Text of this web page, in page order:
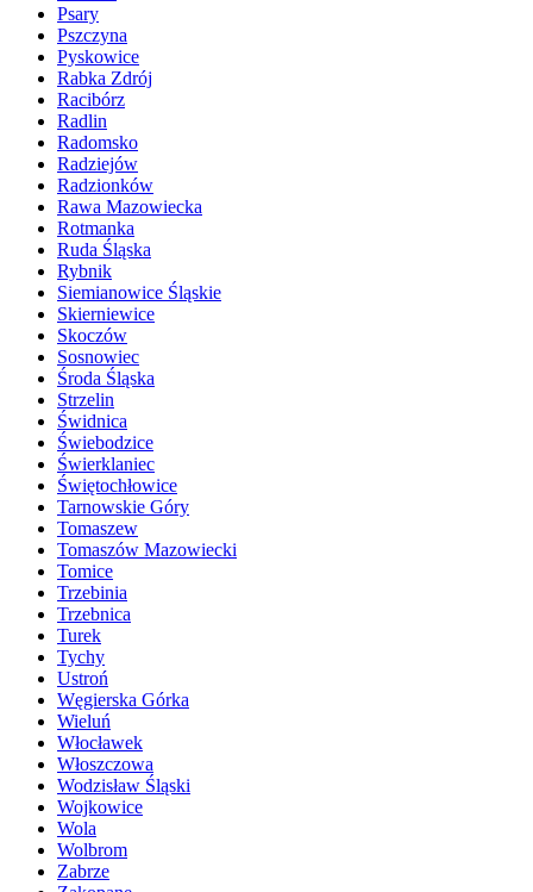
Psary
Pszczyna
Pyskowice
Rabka Zdrój
Racibórz
Radlin
Radomsko
Radziejów
Radzionków
Rawa Mazowiecka
Rotmanka
Ruda Śląska
Rybnik
Siemianowice Śląskie
Skierniewice
Skoczów
Sosnowiec
Środa Śląska
Strzelin
Świdnica
Świebodzice
Świerklaniec
Świętochłowice
Tarnowskie Góry
Tomaszew
Tomaszów Mazowiecki
Tomice
Trzebinia
Trzebnica
Turek
Tychy
Ustroń
Węgierska Górka
Wieluń
Włocławek
Włoszczowa
Wodzisław Śląski
Wojkowice
Wola
Wolbrom
Zabrze